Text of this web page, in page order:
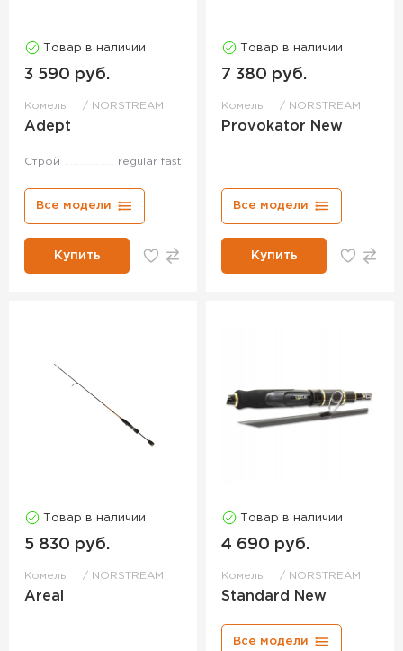
Товар в наличии
3 590 руб.
Комель NORSTREAM
Adept
Строй regular fast
Все модели
Купить
Товар в наличии
7 380 руб.
Комель NORSTREAM
Provokator New
Все модели
Купить
Товар в наличии
5 830 руб.
Комель NORSTREAM
Areal
Товар в наличии
4 690 руб.
Комель NORSTREAM
Standard New
Все модели